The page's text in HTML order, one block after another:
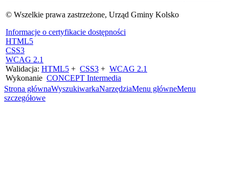
© Wszelkie prawa zastrzeżone, Urząd Gminy Kolsko
Informacje o certyfikacie dostępności
HTML5
CSS3
WCAG 2.1
Walidacja: HTML5 + CSS3 + WCAG 2.1
Wykonanie CONCEPT Intermedia
Strona głównaWyszukiwarkaNarzędziaMenu główneMenu
szczegółowe